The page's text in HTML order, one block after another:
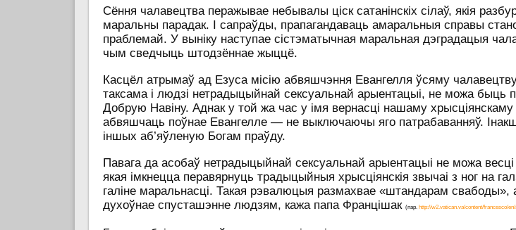
Сёння чалавецтва перажывае небывалы ціск сатанінскіх сілаў, якія
маральны парадак. І сапраўды, прапагандаваць амаральныя справы
праблемай. У выніку наступае сістэматычная маральная дэградацыя
чым сведчыць штодзённае жыццё.
Касцёл атрымаў ад Езуса місію абвяшчэння Евангелля ўсяму
таксама і людзі нетрадыцыйнай сексуальнай арыентацыі, не можа быць
Добрую Навіну. Аднак у той жа час у імя вернасці нашаму
абвяшчаць поўнае Евангелле — не выключаючы яго патрабаванняў.
іншых аб’яўленую Богам праўду.
Павага да асобаў нетрадыцыйнай сексуальнай арыентацыі не можа весці
якая імкнецца перавярнуць традыцыйныя хрысціянскія звычаі з ног на
галіне маральнасці. Такая рэвалюцыя размахвае «штандарам свабоды»,
духоўнае спусташэнне людзям, кажа папа Францішак (пар. http://w2.vatican.va/content/francesco/